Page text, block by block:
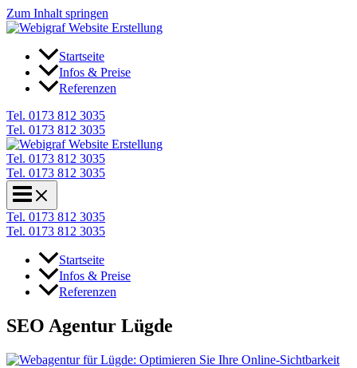
Zum Inhalt springen
Startseite
Infos & Preise
Referenzen
Tel. 0173 812 3035
Tel. 0173 812 3035
Tel. 0173 812 3035
Tel. 0173 812 3035
Tel. 0173 812 3035
Tel. 0173 812 3035
Startseite
Infos & Preise
Referenzen
SEO Agentur Lügde